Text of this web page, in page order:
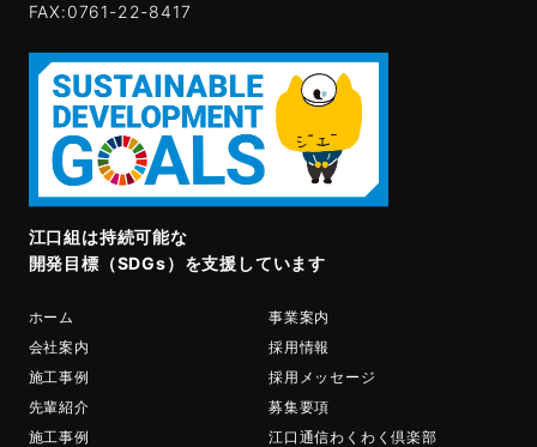
FAX:0761-22-8417
江口組は持続可能な
開発目標（SDGs）を支援しています
ホーム
事業案内
会社案内
採用情報
施工事例
採用メッセージ
先輩紹介
募集要項
施工事例
江口通信わくわく倶楽部